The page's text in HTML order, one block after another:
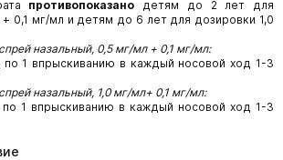
противопоказано детям до 2 лет для
0,1 мг/мл и детям до 6 лет для дозировки 1,0
назальный, 0,5 мг/мл + 0,1 мг/мл:
по 1 впрыскиванию в каждый носовой ход 1-3
назальный, 1,0 мг/мл+ 0,1 мг/мл:
по 1 впрыскиванию в каждый носовой ход 1-3